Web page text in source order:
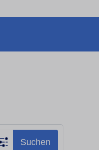
Suchen